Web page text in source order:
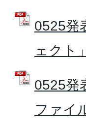
0525発
ェクト
0525発
ファイ